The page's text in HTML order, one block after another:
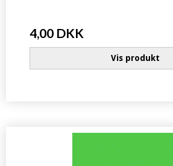
4,00 DKK
Vis produkt